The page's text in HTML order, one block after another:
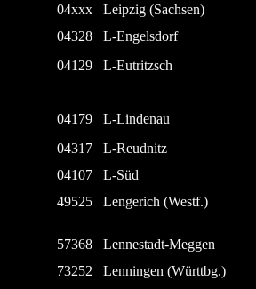
04xxx
Leipzig (Sachsen)
04328
L-Engelsdorf
04129
L-Eutritzsch
04179
L-Lindenau
04317
L-Reudnitz
04107
L-Süd
49525
Lengerich (Westf.)
57368 Lennestadt-Meggen
73252
Lenningen (Württbg.)